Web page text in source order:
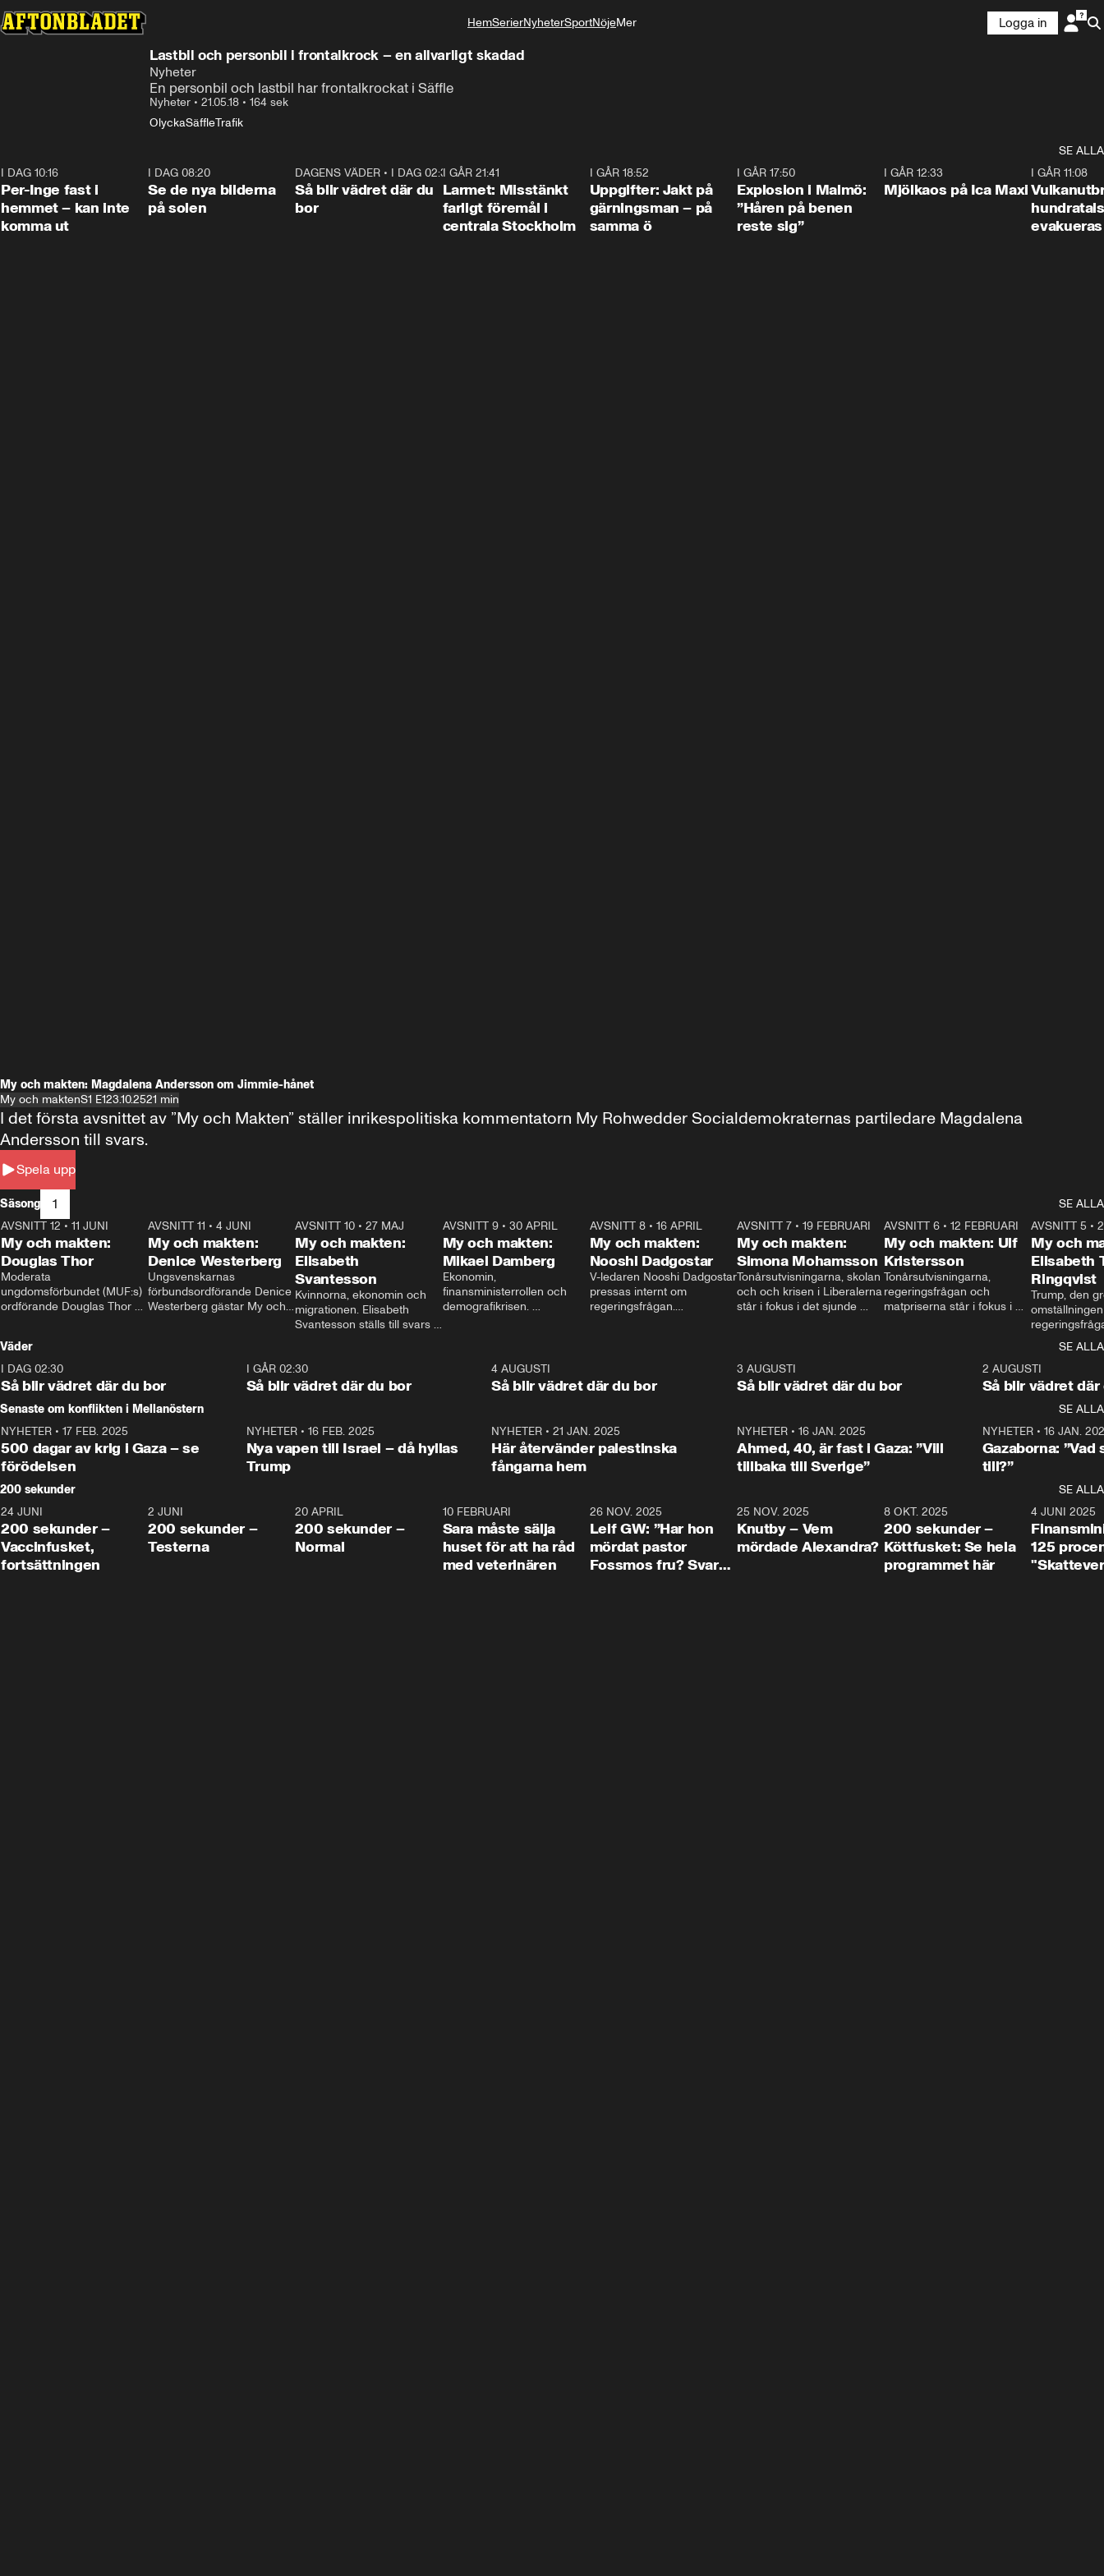
HemSerierNyheterSportNöjeMer
Logga in
Lastbil och personbil i frontalkrock – en allvarligt skadad
Nyheter
En personbil och lastbil har frontalkrockat i Säffle
Nyheter • 21.05.18 • 164 sek
OlyckaSäffleTrafik
SE ALLA
I DAG 10:16
Per-Inge fast i
hemmet – kan inte
komma ut
I DAG 08:20
Se de nya bilderna
på solen
1:06
DAGENS VÄDER • I DAG 02:30
Så blir vädret där du
bor
I GÅR 21:41
Larmet: Misstänkt
farligt föremål i
centrala Stockholm
I GÅR 18:52
Uppgifter: Jakt på
gärningsman – på
samma ö
I GÅR 17:50
Explosion i Malmö:
”Håren på benen
reste sig”
I GÅR 12:33
Mjölkaos på Ica Maxi
I GÅR 11:08
hundratals
evakueras
My och makten: Magdalena Andersson om Jimmie-hånet
My och maktenS1 E123.10.2521 min
Spela upp
I det första avsnittet av ”My och Makten” ställer inrikespolitiska kommentatorn My Rohwedder Socialdemokraternas partiledare Magdalena
Andersson till svars.
Säsong 1
SE ALLA
26:27
AVSNITT 12 • 11 JUNI
My och makten:
Douglas Thor
Moderata
ungdomsförbundet (MUF:s)
ordförande Douglas Thor
tonårsutvisningarna och hur
Moderaterna ska locka
väljare till valet i höst.
23:40
AVSNITT 11 •4 JUNI
My och makten:
Denice Westerberg
Ungsvenskarnas
förbundsordförande Denice
Westerberg gästar My och
AVSNITT 10 •27 MAJ
My och makten:
Elisabeth
Svantesson
Kvinnorna, ekonomin och
migrationen. Elisabeth
Svantesson ställs till svars
AVSNITT 9• 30 APRIL
My och makten:
Mikael Damberg
Ekonomin,
finansministerrollen och
demografikrisen.
och Makten.
AVSNITT 8• 16 APRIL
My och makten:
Nooshi Dadgostar
V-ledaren Nooshi Dadgostar
pressas internt om
regeringsfrågan.
– Vi ställer upp i val. Ska vi
vara med så sitter vi förstås
24:30
AVSNITT 7• 19 FEBRUARI
My och makten:
Simona Mohamsson
Tonårsutvisningarna, skolan
och och krisen i Liberalerna
står i fokus i det sjunde
kommentator My
Rohwedder ställer
utbildnings- och
Mohamsson till svars.
27:30
AVSNITT 6 •12 FEBRUARI
My och makten: Ulf
Kristersson
Tonårsutvisningarna,
regeringsfrågan och
matpriserna står i fokus i
Rohwedder ställer
statsminister Ulf Kristersson
AVSNITT 5 •
My och
Elisabeth
Ringqvist
Trump, den
centrum i
avsnittet av
Makten”. Se
Aftonbladets
Rohwedder
Thand Ring
Väder
SE ALLA
I DAG 02:30
Så blir vädret där du bor
1:06
I GÅR 02:30
Så blir vädret där du bor
4 AUGUSTI
Så blir vädret där du bor
3 AUGUSTI
Så blir vädret där du bor
2 AUGUSTI
Så blir vädret där
Senaste om konflikten i Mellanöstern
SE ALLA
NYHETER • 17 FEB. 2025
500 dagar av krig i Gaza – se
förödelsen
NYHETER• 16 FEB. 2025
Nya vapen till Israel – då hyllas
Trump
NYHETER •21 JAN. 2025
Här återvänder palestinska
fångarna hem
NYHETER• 16 JAN. 2025
Ahmed, 40, är fast i Gaza: ”Vill
tillbaka till Sverige”
NYHETER• 16 JAN.
Gazaborna:
till?”
200 sekunder
SE ALLA
5:00
24 JUNI
200 sekunder –
Vaccinfusket,
fortsättningen
4:23
2 JUNI
200 sekunder –
Testerna
20 APRIL
200 sekunder –
Normal
10 FEBRUARI
Sara måste sälja
huset för att ha råd
med veterinären
26 NOV. 2025
Leif GW: ”Har hon
mördat pastor
Fossmos fru? Svar
31:05
25 NOV. 2025
Knutby – Vem
mördade Alexandra?
4:29
8 OKT. 2025
200 sekunder –
Köttfusket: Se hela
programmet här
4 JUNI 2025
125